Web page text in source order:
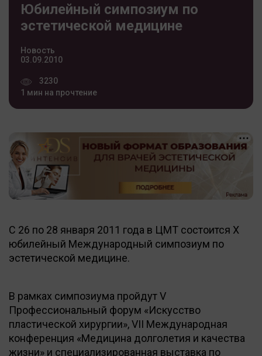
Юбилейный симпозиум по
эстетической медицине
Новость
03.09.2010
3230
1 мин на прочтение
С 26 по 28 января 2011 года в ЦМТ состоится X
юбилейный Международный симпозиум по
эстетической медицине.
В рамках симпозиума пройдут V
Профессиональный форум «Искусство
пластической хирургии», VII Международная
конференция «Медицина долголетия и качества
жизни» и специализированная выставка по